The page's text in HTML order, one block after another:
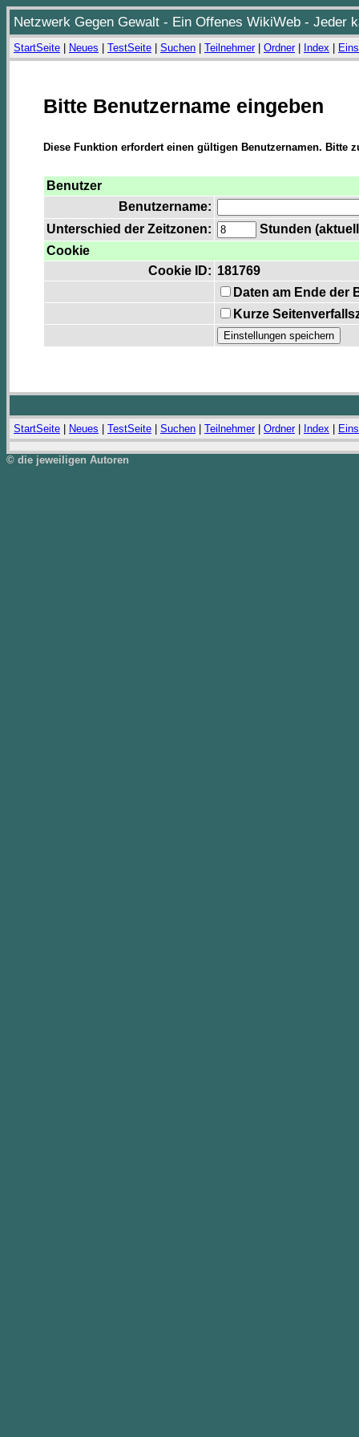
Netzwerk Gegen Gewalt - Ein Offenes WikiWeb - Jeder
StartSeite Neues TestSeite Suchen Teilnehmer| Ordner| Index
Bitte Benutzername eingeben
Diese Funktion erfordert einen gültigen Benutzernamen. Bitte
Benutzer
Benutzername:
Unterschied der Zeitzonen:
Stunden
Cookie
Cookie ID: 181769
Daten am Ende der
Kurze
StartSeite Neues TestSeite Suchen Teilnehmer| Ordner| Index
© die jeweiligen Autoren